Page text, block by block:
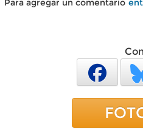
Para agregar un comentario